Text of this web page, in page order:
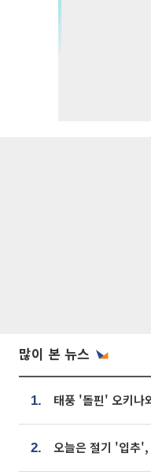
많이 본 뉴스
1.
2. 오늘은 절기 '입추',